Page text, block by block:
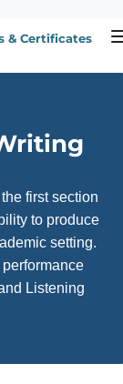
& Certificates
first section
to produce
setting.
Listening